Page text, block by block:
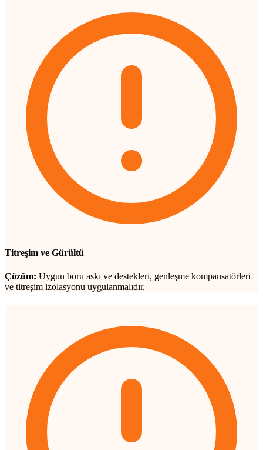
Titreşim ve Gürültü
Çözüm: Uygun boru askı ve destekleri, genleşme kompansatörleri
ve titreşim izolasyonu uygulanmalıdır.